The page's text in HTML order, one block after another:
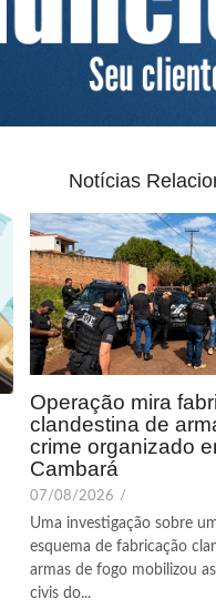
Notícias
Operação mira
clandestina de
crime organizado
Cambará
07/08/2026 /
Uma investigação sobre
esquema de fabricação
armas de fogo mobilizou
civis do...